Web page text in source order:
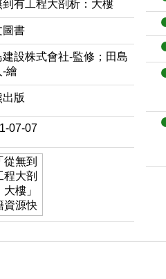
到有工程大剖析：大樓
圖書
建設株式會社-監修；田島
-繪
出版
07-07